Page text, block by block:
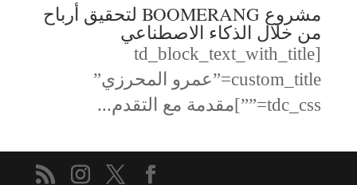
مشروع BOOMERANG لتحقيق أرباح
من خلال الذكاء الاصطناعي
[td_block_text_with_title
custom_title=”عمرو المحرزي”
tdc_css=””]مقدمة مع التقدم...